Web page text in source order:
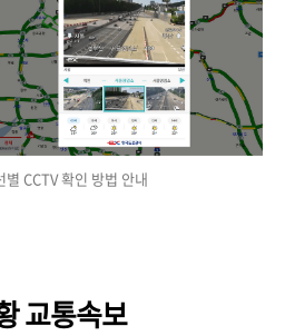
별 CCTV 확인 방법 안내
교통속보